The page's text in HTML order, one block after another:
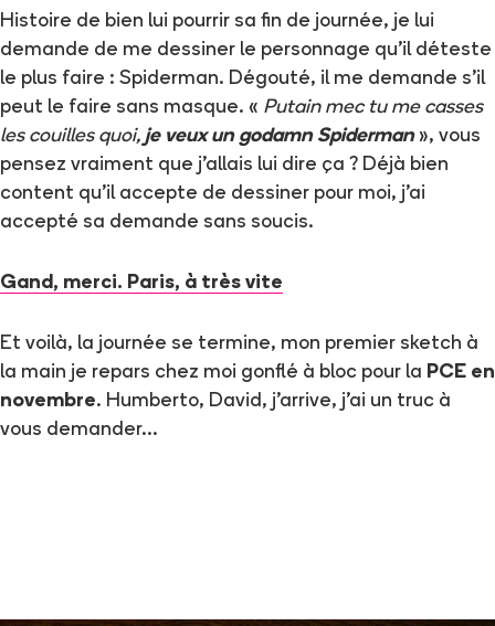
Histoire de bien lui pourrir sa fin de journée, je lui
demande de me dessiner le personnage qu’il déteste
le plus faire : Spiderman. Dégouté, il me demande s'il
peut le faire sans masque. « Putain mec tu me casses
les couilles quoi, je veux un godamn Spiderman », vous
pensez vraiment que j’allais lui dire ça ? Déjà bien
content qu’il accepte de dessiner pour moi, j’ai
accepté sa demande sans soucis.
Gand, merci. Paris, à très vite
Et voilà, la journée se termine, mon premier sketch à
la main je repars chez moi gonflé à bloc pour la PCE en
novembre. Humberto, David, j’arrive, j’ai un truc à
vous demander…